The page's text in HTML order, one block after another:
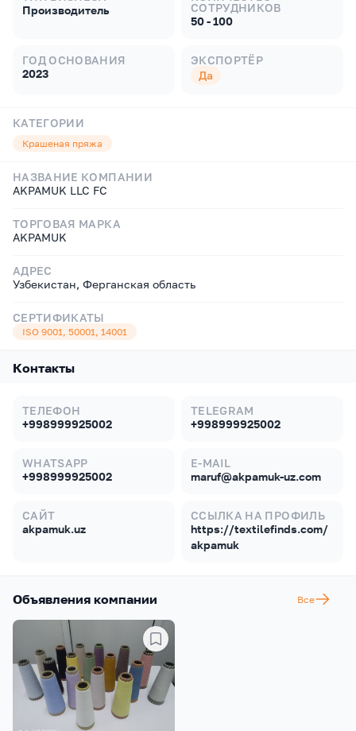
Производитель
СОТРУДНИКОВ
50 - 100
ГОД ОСНОВАНИЯ
2023
ЭКСПОРТЁР
Да
КАТЕГОРИИ
Крашеная пряжа
НАЗВАНИЕ КОМПАНИИ
AKPAMUK LLC FC
ТОРГОВАЯ МАРКА
AKPAMUK
АДРЕС
Узбекистан, Ферганская область
СЕРТИФИКАТЫ
ISO 9001, 50001, 14001
Контакты
ТЕЛЕФОН
+998999925002
TELEGRAM
+998999925002
WHATSAPP
+998999925002
E-MAIL
maruf@akpamuk-uz.com
САЙТ
akpamuk.uz
ССЫЛКА НА ПРОФИЛЬ
https://textilefinds.com/
akpamuk
Объявления компании Все